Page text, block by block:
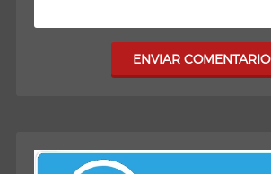
ENVIAR COMENTARIO